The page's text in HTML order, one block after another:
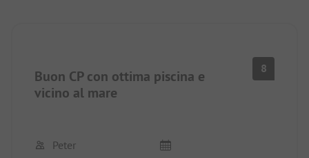
Buon CP con ottima piscina e
vicino al mare
8
Peter